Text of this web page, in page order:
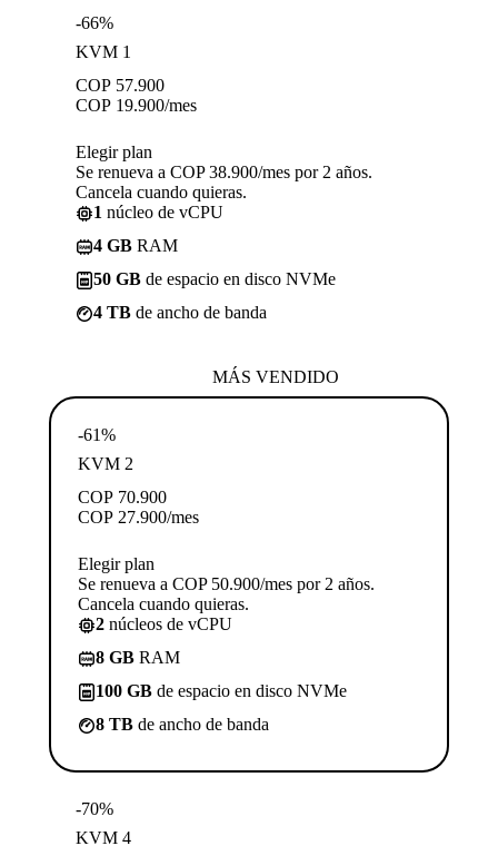
-66%
KVM 1
COP 57.900
COP 19.900/mes
Elegir plan
Se renueva a COP 38.900/mes por 2 años.
Cancela cuando quieras.
1 núcleo de vCPU
4 GB RAM
50 GB de espacio en disco NVMe
4 TB de ancho de banda
MÁS VENDIDO
-61%
KVM 2
COP 70.900
COP 27.900/mes
Elegir plan
Se renueva a COP 50.900/mes por 2 años.
Cancela cuando quieras.
2 núcleos de vCPU
8 GB RAM
100 GB de espacio en disco NVMe
8 TB de ancho de banda
-70%
KVM 4